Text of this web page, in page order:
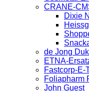
CRANE-
Dixie
de Jong
ETNA-
Fastcorp-E-
Foliapharm
John Guest